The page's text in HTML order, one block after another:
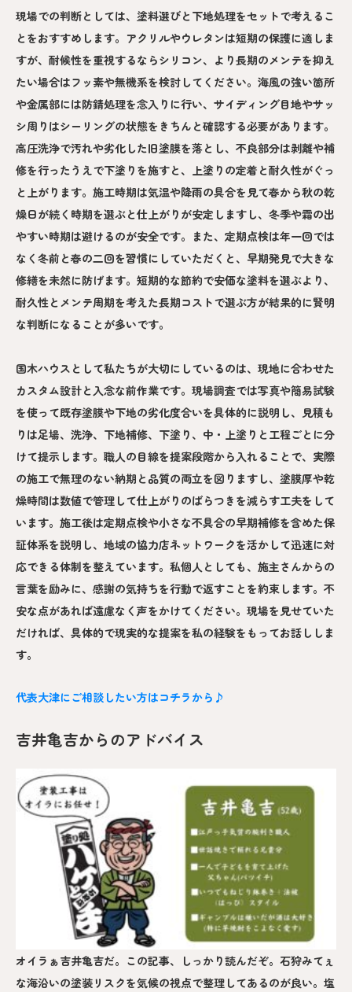
現場での判断としては、塗料選びと下地処理をセットで考えるこ
とをおすすめします。アクリルやウレタンは短期の保護に適しま
すが、耐候性を重視するならシリコン、より長期のメンテを抑え
たい場合はフッ素や無機系を検討してください。海風の強い箇所
や金属部には防錆処理を念入りに行い、サイディング目地やサッ
シ周りはシーリングの状態をきちんと確認する必要があります。
高圧洗浄で汚れや劣化した旧塗膜を落とし、不良部分は剥離や補
修を行ったうえで下塗りを施すと、上塗りの定着と耐久性がぐっ
と上がります。施工時期は気温や降雨の具合を見て春から秋の乾
燥日が続く時期を選ぶと仕上がりが安定しますし、冬季や霜の出
やすい時期は避けるのが安全です。また、定期点検は年一回では
なく冬前と春の二回を習慣にしていただくと、早期発見で大きな
修繕を未然に防げます。短期的な節約で安価な塗料を選ぶより、
耐久性とメンテ周期を考えた長期コストで選ぶ方が結果的に賢明
な判断になることが多いです。
国木ハウスとして私たちが大切にしているのは、現地に合わせた
カスタム設計と入念な前作業です。現場調査では写真や簡易試験
を使って既存塗膜や下地の劣化度合いを具体的に説明し、見積も
りは足場、洗浄、下地補修、下塗り、中・上塗りと工程ごとに分
けて提示します。職人の目線を提案段階から入れることで、実際
の施工で無理のない納期と品質の両立を図りますし、塗膜厚や乾
燥時間は数値で管理して仕上がりのばらつきを減らす工夫をして
います。施工後は定期点検や小さな不具合の早期補修を含めた保
証体系を説明し、地域の協力店ネットワークを活かして迅速に対
応できる体制を整えています。私個人としても、施主さんからの
言葉を励みに、感謝の気持ちを行動で返すことを約束します。不
安な点があれば遠慮なく声をかけてください。現場を見せていた
だければ、具体的で現実的な提案を私の経験をもってお話ししま
す。
代表大津にご相談したい方はコチラから♪
吉井亀吉からのアドバイス
オイラぁ吉井亀吉だ。この記事、しっかり読んだぞ。石狩みてぇ
な海沿いの塗装リスクを気候の視点で整理してあるのが良い。塩